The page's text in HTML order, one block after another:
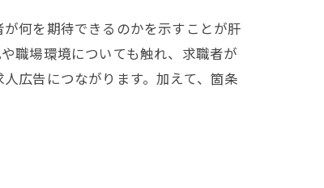
何を期待できるのかを示すことが肝
職場環境についても触れ、求職者が
広告につながります。加えて、箇条